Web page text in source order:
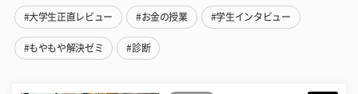
#大学生正直レビュー #お金の授業 #学生インタビュー
#もやもや解決ゼミ #診断